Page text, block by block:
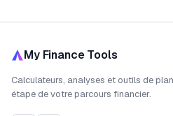
My Finance Tools
Calculateurs, analyses et outils de
étape de votre parcours financier.